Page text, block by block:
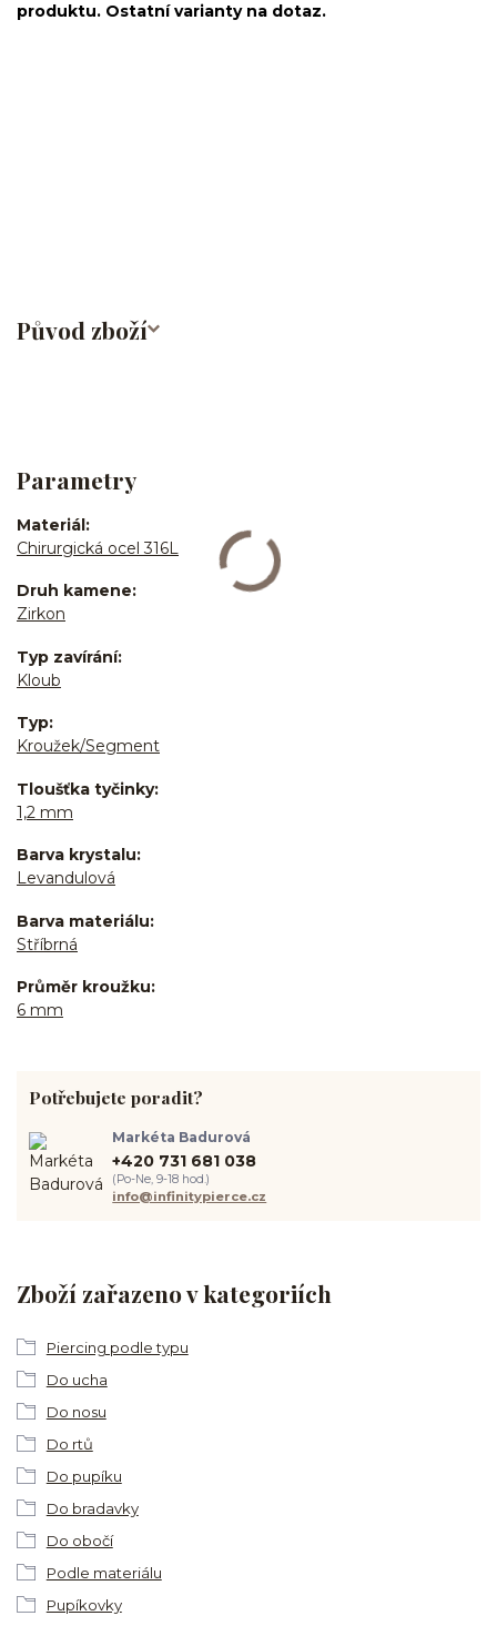
produktu. Ostatní varianty na dotaz.
Původ zboží
Parametry
Materiál
Chirurgická ocel 316L
Druh kamene
Zirkon
Typ zavírání
Kloub
Typ
Kroužek/Segment
Tloušťka tyčinky
1,2 mm
Barva krystalu
Levandulová
Barva materiálu
Stříbrná
Průměr kroužku
6 mm
Zboží zařazeno v kategoriích
Piercing podle typu
Do ucha
Do nosu
Do rtů
Do pupíku
Do bradavky
Do obočí
Podle materiálu
Pupíkovky
Potřebujete poradit?
Markéta Badurová
+420 731 681 038
(Po-Ne, 9-18 hod.)
info@infinitypierce.cz